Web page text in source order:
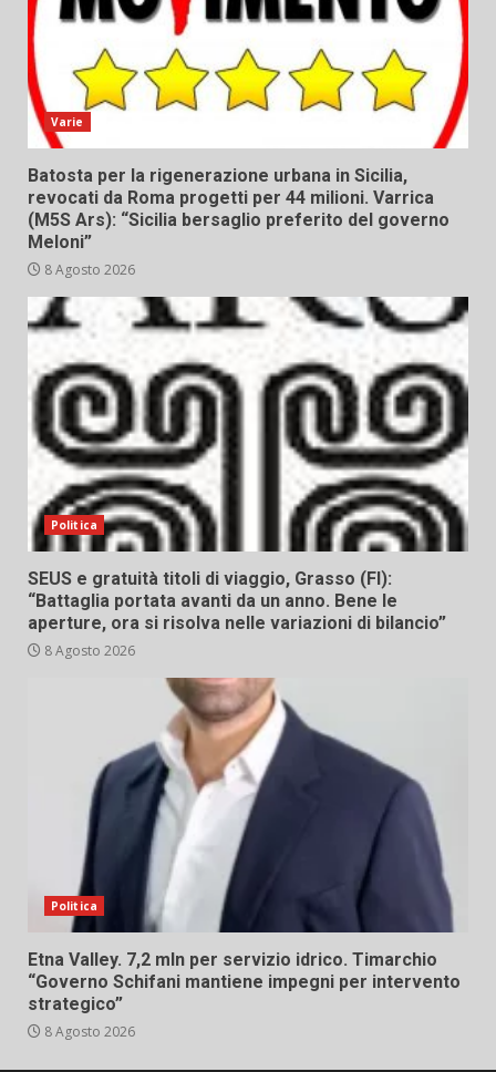
Varie
Batosta per la rigenerazione urbana in Sicilia,
revocati da Roma progetti per 44 milioni. Varrica
(M5S Ars): “Sicilia bersaglio preferito del governo
Meloni”
8 Agosto 2026
Politica
SEUS e gratuità titoli di viaggio, Grasso (FI):
“Battaglia portata avanti da un anno. Bene le
aperture, ora si risolva nelle variazioni di bilancio”
8 Agosto 2026
Politica
Etna Valley. 7,2 mln per servizio idrico. Timarchio
“Governo Schifani mantiene impegni per intervento
strategico”
8 Agosto 2026